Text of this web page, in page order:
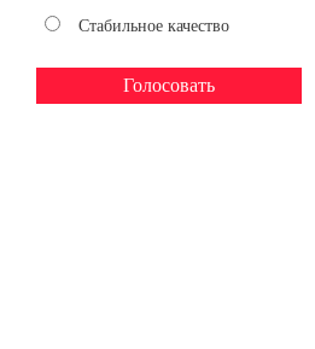
Стабильное качество